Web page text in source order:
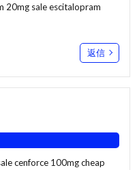
20mg saleescitalopram
返信
cenforce 100mg cheap